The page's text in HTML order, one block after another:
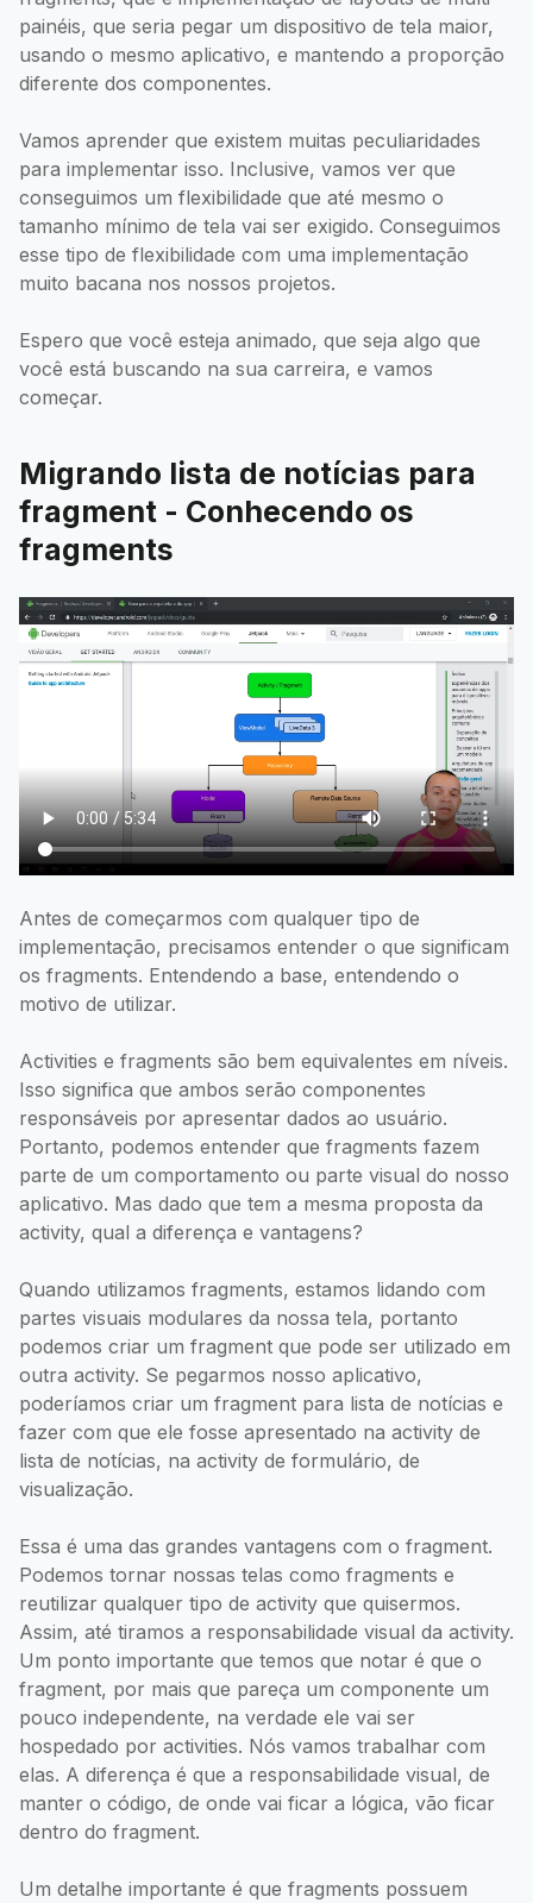
painéis, que seria pegar um dispositivo de tela maior,
usando o mesmo aplicativo, e mantendo a proporção
diferente dos componentes.
Vamos aprender que existem muitas peculiaridades
para implementar isso. Inclusive, vamos ver que
conseguimos um flexibilidade que até mesmo o
tamanho mínimo de tela vai ser exigido. Conseguimos
esse tipo de flexibilidade com uma implementação
muito bacana nos nossos projetos.
Espero que você esteja animado, que seja algo que
você está buscando na sua carreira, e vamos
começar.
Migrando lista de notícias para
fragment - Conhecendo os
fragments
Antes de começarmos com qualquer tipo de
implementação, precisamos entender o que significam
os fragments. Entendendo a base, entendendo o
motivo de utilizar.
Activities e fragments são bem equivalentes em níveis.
Isso significa que ambos serão componentes
responsáveis por apresentar dados ao usuário.
Portanto, podemos entender que fragments fazem
parte de um comportamento ou parte visual do nosso
aplicativo. Mas dado que tem a mesma proposta da
activity, qual a diferença e vantagens?
Quando utilizamos fragments, estamos lidando com
partes visuais modulares da nossa tela, portanto
podemos criar um fragment que pode ser utilizado em
outra activity. Se pegarmos nosso aplicativo,
poderíamos criar um fragment para lista de notícias e
fazer com que ele fosse apresentado na activity de
lista de notícias, na activity de formulário, de
visualização.
Essa é uma das grandes vantagens com o fragment.
Podemos tornar nossas telas como fragments e
reutilizar qualquer tipo de activity que quisermos.
Assim, até tiramos a responsabilidade visual da activity.
Um ponto importante que temos que notar é que o
fragment, por mais que pareça um componente um
pouco independente, na verdade ele vai ser
hospedado por activities. Nós vamos trabalhar com
elas. A diferença é que a responsabilidade visual, de
manter o código, de onde vai ficar a lógica, vão ficar
dentro do fragment.
Um detalhe importante é que fragments possuem